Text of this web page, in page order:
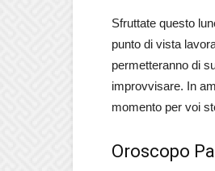
Sfruttate questo
punto di vista
permetteranno di
improvvisare. In
momento per voi
Oroscopo